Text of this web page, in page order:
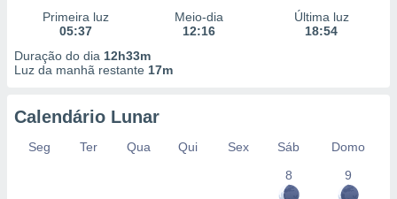
Primeira luz
05:37
Meio-dia
12:16
Última luz
18:54
Duração do dia 12h33m
Luz da manhã restante 17m
Calendário Lunar
Seg Ter Qua Qui Sex Sáb
Domo
8
9